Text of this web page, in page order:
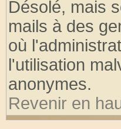
Désolé, mais
mails à des
où
l'utilisation
anonymes.
Revenir en